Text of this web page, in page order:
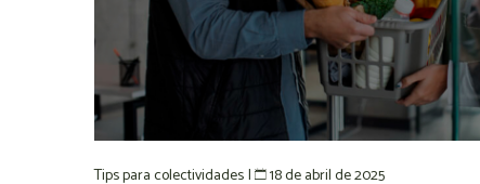
Tips para colectividades| 18 de abril de 2025